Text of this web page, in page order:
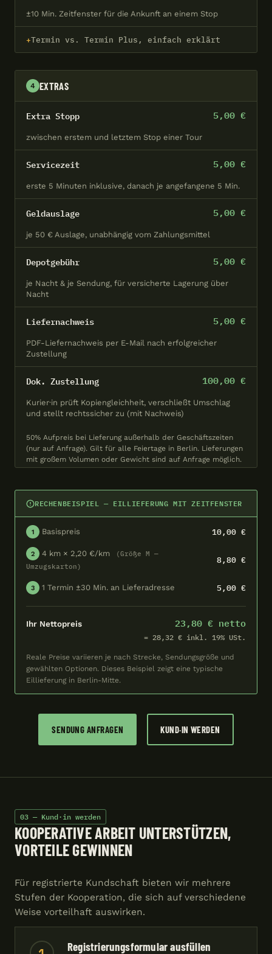
Kernliefergebiet CROW
Berlin (schematisch)
↗ In Google
Maps öffnen
Schließen
±10 Min. Zeitfenster für die Ankunft an einem Stop
Termin vs. Termin Plus, einfach erklärt
4 EXTRAS
Extra Stopp
zwischen erstem und letztem Stop einer Tour
5,00 €
Servicezeit
erste 5 Minuten inklusive, danach je angefangene 5 Min.
5,00 €
Geldauslage
je 50 € Auslage, unabhängig vom Zahlungsmittel
5,00 €
Depotgebühr
je Nacht & je Sendung, für versicherte Lagerung über
Nacht
5,00 €
Liefernachweis
PDF-Liefernachweis per E-Mail nach erfolgreicher
Zustellung
5,00 €
Dok. Zustellung
Kurier·in prüft Kopiengleichheit, verschließt Umschlag
und stellt rechtssicher zu (mit Nachweis)
100,00 €
50% Aufpreis bei Lieferung außerhalb der Geschäftszeiten
(nur auf Anfrage). Gilt für alle Feiertage in Berlin. Lieferungen
mit großem Volumen oder Gewicht sind auf Anfrage möglich.
RECHENBEISPIEL — EILLIEFERUNG MIT ZEITFENSTER
1 Basispreis 10,00 €
2 4 km × 2,20 €/km
(Größe M —
Umzugskarton)
8,80 €
3 1 Termin ±30 Min. an Lieferadresse 5,00 €
Ihr Nettopreis 23,80 € netto
= 28,32 € inkl. 19% USt.
Reale Preise variieren je nach Strecke, Sendungsgröße und
gewählten Optionen. Dieses Beispiel zeigt eine typische
Eillieferung in Berlin-Mitte.
SENDUNG ANFRAGEN KUND·IN WERDEN
03 — Kund·in werden
KOOPERATIVE ARBEIT UNTERSTÜTZEN,
VORTEILE GEWINNEN
Für registrierte Kundschaft bieten wir mehrere
Stufen der Kooperation, die sich auf verschiedene
Weise vorteilhaft auswirken.
Registrierungsformular ausfüllen